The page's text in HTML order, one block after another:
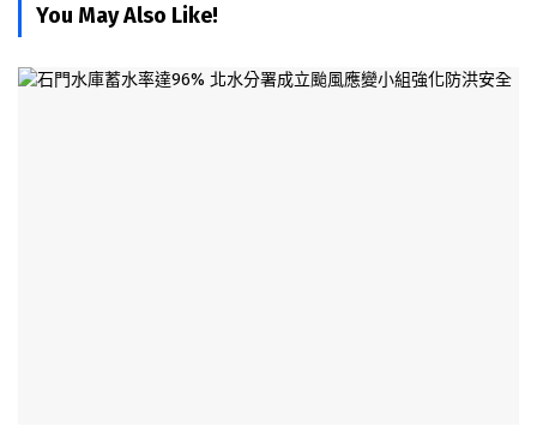
You May Also Like!